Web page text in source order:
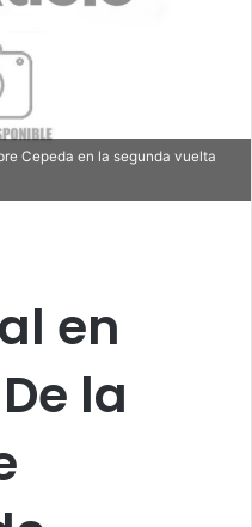
Cepeda en la segunda vuelta
en
la